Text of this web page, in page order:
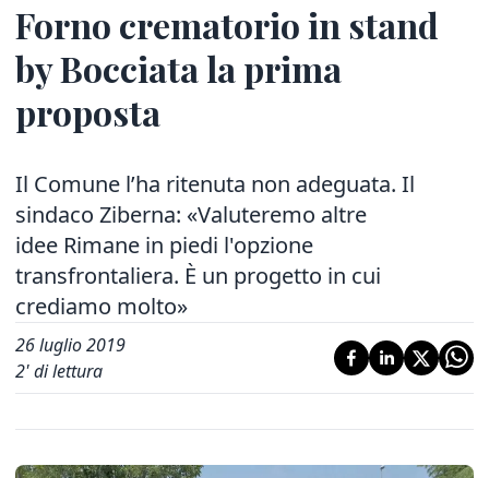
Forno crematorio in stand
by Bocciata la prima
proposta
Il Comune l’ha ritenuta non adeguata. Il
sindaco Ziberna: «Valuteremo altre
idee Rimane in piedi l'opzione
transfrontaliera. È un progetto in cui
crediamo molto»
26 luglio 2019
2' di lettura